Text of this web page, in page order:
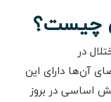
چیست؟
در
آن‌ها دارای این
اساسی در بروز